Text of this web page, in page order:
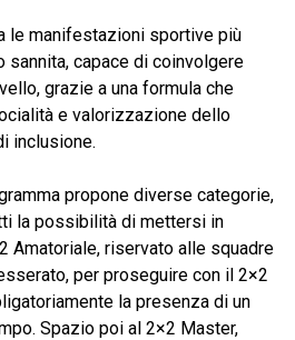
le manifestazioni sportive più
capace di coinvolgere
grazie a una formula che
e valorizzazione dello
inclusione.
propone diverse categorie,
la possibilità di mettersi in
Amatoriale, riservato alle squadre
per proseguire con il 2×2
la presenza di un
Spazio poi al 2×2 Master,